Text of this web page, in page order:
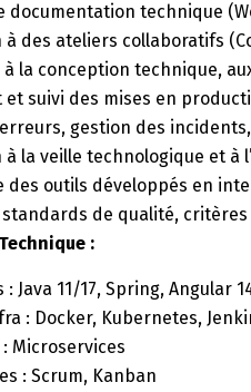
documentation technique
des ateliers collaboratifs
la conception technique,
et suivi des mises en
gestion des
à la veille technologique et à
des outils développés en
standards de qualité,
:
: Java 11/17, Spring, Angular
: Docker, Kubernetes,
Microservices
: Scrum, Kanban